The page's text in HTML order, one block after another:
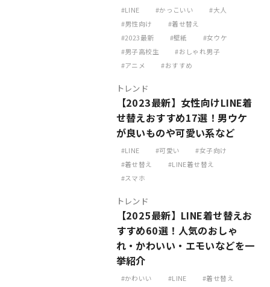
LINE かっこいい
大人
男性向け
着せ替え
2023最新
壁紙
女ウケ
男子高校生
おしゃれ男子
アニメ
おすすめ
トレンド
【2023最新】女性向けLINE着
せ替えおすすめ17選！男ウケ
が良いものや可愛い系など
LINE 可愛い
女子向け
着せ替え
LINE着せ替え
スマホ
トレンド
【2025最新】LINE着せ替えお
すすめ60選！人気のおしゃ
れ・かわいい・エモいなどを一
挙紹介
かわいい LINE
着せ替え